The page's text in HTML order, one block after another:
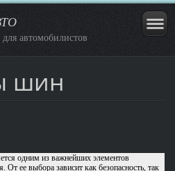
автомобилистов
шин
одним из важнейших элементов
От ее выбора зависит как безопасность, так